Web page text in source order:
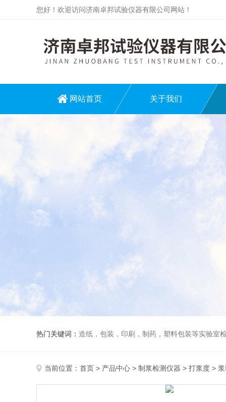
您好！欢迎访问济南卓邦试验仪器有限公司网站！
网站首页 关于我们
热门关键词： 造纸，包装，印刷，制药，塑料包装等实验室
当前位置： 首页 > 产品中心 > 制浆检测仪器 > 打浆度 >